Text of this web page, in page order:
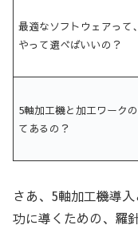
最適なソフトウェアって
やって選べばいいの？
5軸加工機と加工ワーク
てあるの？
さあ、5軸加工機導
功に導くための、羅